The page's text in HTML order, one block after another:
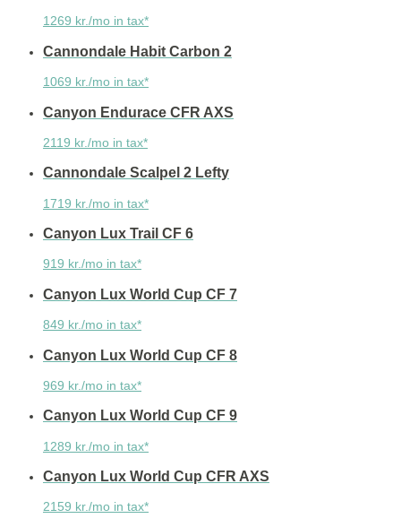
1269 kr./mo in tax*
Cannondale Habit Carbon 2
1069 kr./mo in tax*
Canyon Endurace CFR AXS
2119 kr./mo in tax*
Cannondale Scalpel 2 Lefty
1719 kr./mo in tax*
Canyon Lux Trail CF 6
919 kr./mo in tax*
Canyon Lux World Cup CF 7
849 kr./mo in tax*
Canyon Lux World Cup CF 8
969 kr./mo in tax*
Canyon Lux World Cup CF 9
1289 kr./mo in tax*
Canyon Lux World Cup CFR AXS
2159 kr./mo in tax*